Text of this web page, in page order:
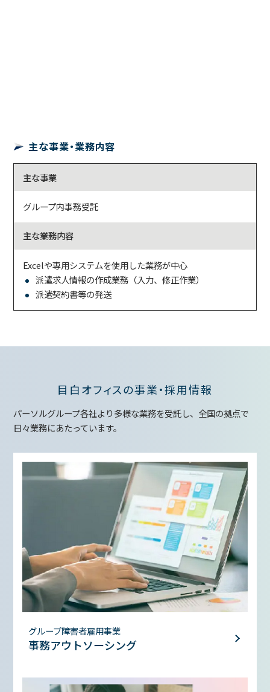
主な事業・業務内容
主な事業
グループ内事務受託
主な業務内容
Excelや専用システムを使用した業務が中心
派遣求人情報の作成業務（入力、修正作業）
派遣契約書等の発送
目白オフィスの事業・採用情報
パーソルグループ各社より多様な業務を受託し、全国の拠点で
日々業務にあたっています。
グループ障害者雇用事業
事務アウトソーシング